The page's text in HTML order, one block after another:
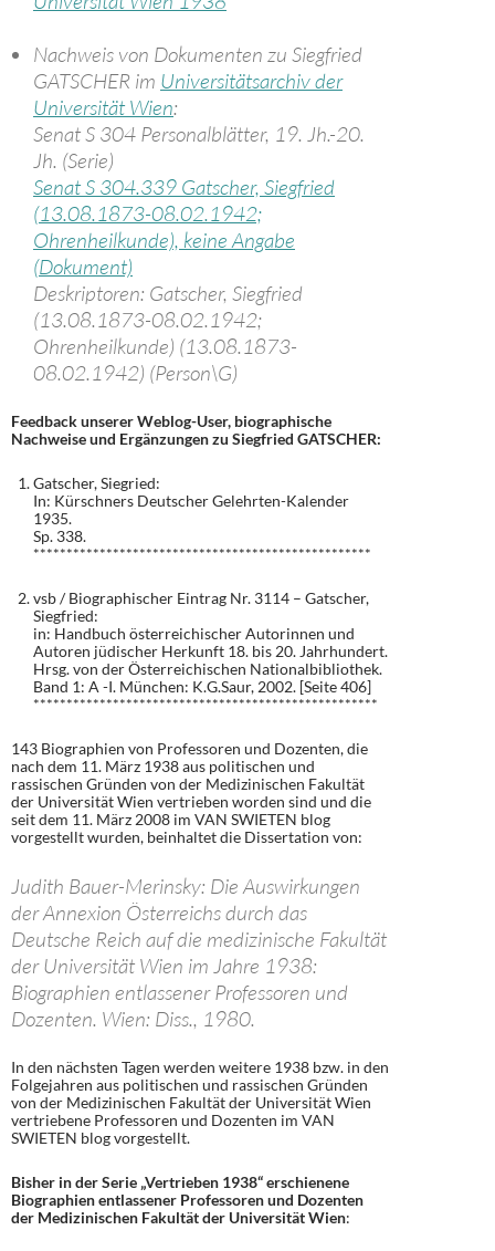
Nachweis von Dokumenten zu Siegfried
GATSCHER im Universitätsarchiv der
Universität Wien:
Senat S 304 Personalblätter, 19. Jh.-20.
Jh. (Serie)
Senat S 304.339 Gatscher, Siegfried
(13.08.1873-08.02.1942;
Ohrenheilkunde), keine Angabe
(Dokument)
Deskriptoren: Gatscher, Siegfried
(13.08.1873-08.02.1942;
Ohrenheilkunde) (13.08.1873-
08.02.1942) (Person\G)
Feedback unserer Weblog-User, biographische
Nachweise und Ergänzungen zu Siegfried GATSCHER:
Gatscher, Siegried:
In: Kürschners Deutscher Gelehrten-Kalender
1935.
Sp. 338.
***************************************************
vsb / Biographischer Eintrag Nr. 3114 – Gatscher,
Siegfried:
in: Handbuch österreichischer Autorinnen und
Autoren jüdischer Herkunft 18. bis 20. Jahrhundert.
Hrsg. von der Österreichischen Nationalbibliothek.
Band 1: A -I. München: K.G.Saur, 2002. [Seite 406]
****************************************************
143 Biographien von Professoren und Dozenten, die
nach dem 11. März 1938 aus politischen und
rassischen Gründen von der Medizinischen Fakultät
der Universität Wien vertrieben worden sind und die
seit dem 11. März 2008 im VAN SWIETEN blog
vorgestellt wurden, beinhaltet die Dissertation von:
Judith Bauer-Merinsky: Die Auswirkungen
der Annexion Österreichs durch das
Deutsche Reich auf die medizinische Fakultät
der Universität Wien im Jahre 1938:
Biographien entlassener Professoren und
Dozenten. Wien: Diss., 1980.
In den nächsten Tagen werden weitere 1938 bzw. in den
Folgejahren aus politischen und rassischen Gründen
von der Medizinischen Fakultät der Universität Wien
vertriebene Professoren und Dozenten im VAN
SWIETEN blog vorgestellt.
Bisher in der Serie „Vertrieben 1938“ erschienene
Biographien entlassener Professoren und Dozenten
der Medizinischen Fakultät der Universität Wien: